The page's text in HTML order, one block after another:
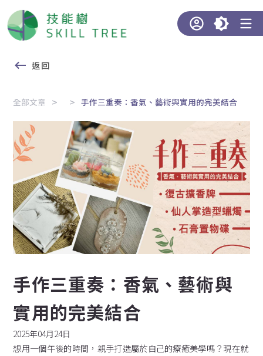
返回
全部文章 手作三重奏：香氣、藝術與實用的完美結合
手作三重奏：香氣、藝術與
實用的完美結合
2025年04月24日
想用一個午後的時間，親手打造屬於自己的療癒美學嗎？現在就